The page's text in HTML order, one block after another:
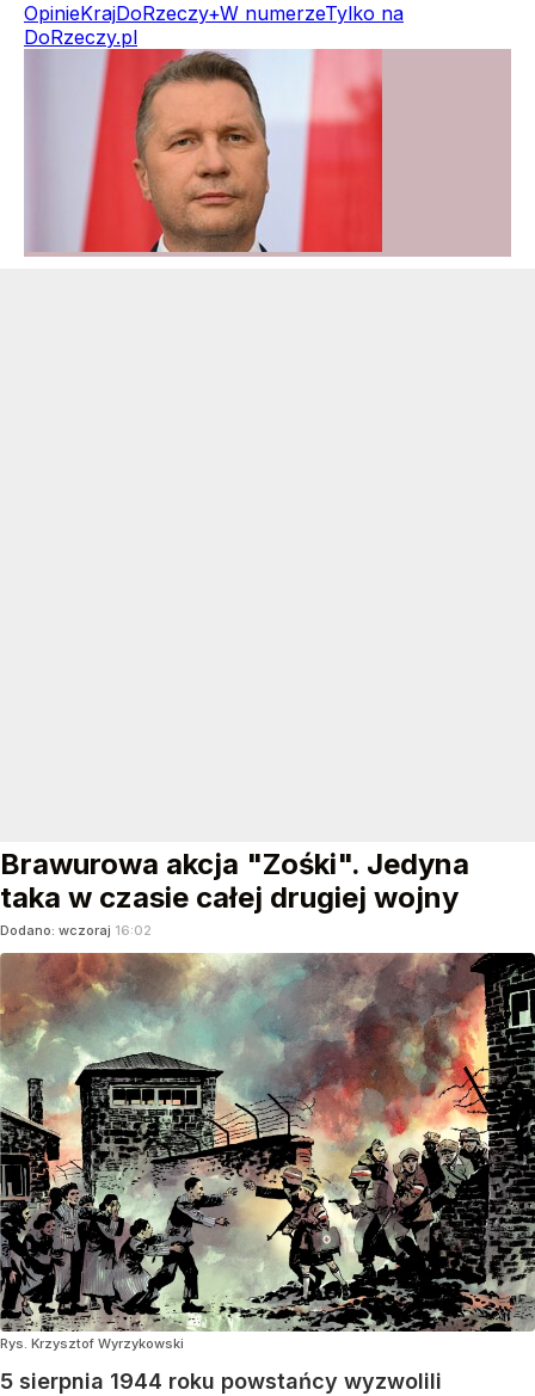
OpinieKrajDoRzeczy+W numerzeTylko na
DoRzeczy.pl
Brawurowa akcja "Zośki". Jedyna
taka w czasie całej drugiej wojny
Dodano: wczoraj 16:02
Rys. Krzysztof Wyrzykowski
5 sierpnia 1944 roku powstańcy wyzwolili